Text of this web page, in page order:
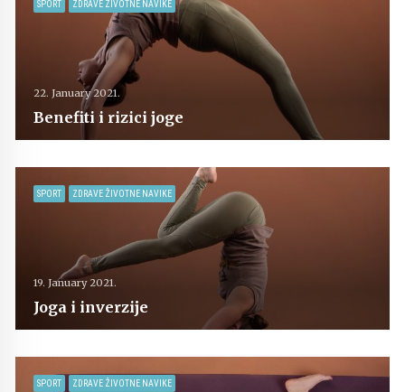
SPORT ZDRAVE ŽIVOTNE NAVIKE
22. January 2021.
Benefiti i rizici joge
SPORT ZDRAVE ŽIVOTNE NAVIKE
19. January 2021.
Joga i inverzije
SPORT ZDRAVE ŽIVOTNE NAVIKE